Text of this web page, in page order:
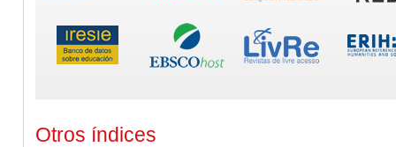
Otros índices